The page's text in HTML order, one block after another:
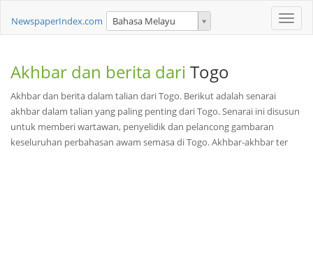
Toggle
NewspaperIndex.com Bahasa Melayu
Akhbar dan berita dari Togo
Akhbar dan berita dalam talian dari Togo. Berikut adalah senarai
akhbar dalam talian yang paling penting dari Togo. Senarai ini disusun
untuk memberi wartawan, penyelidik dan pelancong gambaran
keseluruhan perbahasan awam semasa di Togo. Akhbar-akhbar ter